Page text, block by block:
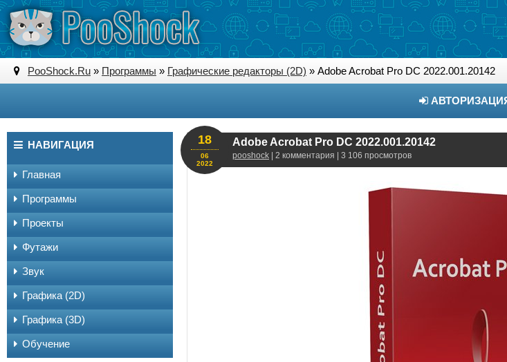
PooShock.Ru » Программы » Графические редакторы (2D) » Adobe Acrobat Pro DC 2022.001.20142
Adobe Acrobat Pro DC 2022.001.20142
pooshock | 2 комментария | 3 106 просмотров
18
06
2022
НАВИГАЦИЯ
Главная
Программы
Проекты
Футажи
Звук
Графика (2D)
Графика (3D)
Обучение